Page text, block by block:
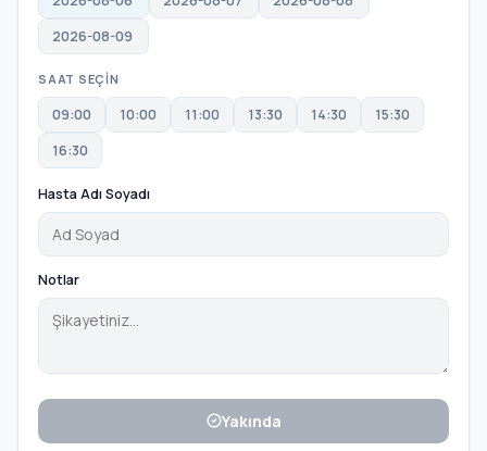
2026-08-09
SAAT SEÇİN
09:00 10:00 11:00 13:30 14:30
15:30
16:30
Hasta Adı Soyadı
Notlar
Yakında